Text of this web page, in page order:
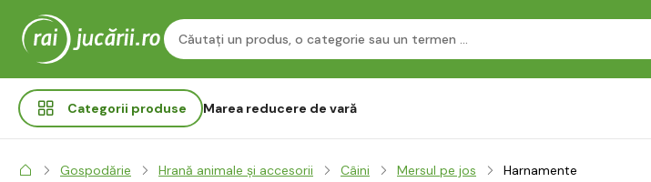
Categorii produse Marea reducere de vară
Gospodărie Hrană animale și accesorii Câini Mersul pe jos Harnamente